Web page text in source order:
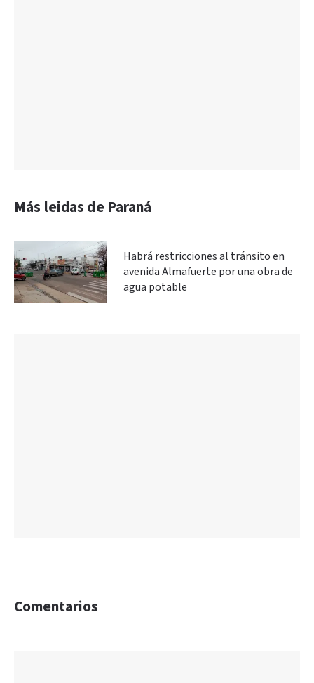
Más leidas de Paraná
Habrá restricciones al tránsito en
avenida Almafuerte por una obra de
agua potable
Comentarios